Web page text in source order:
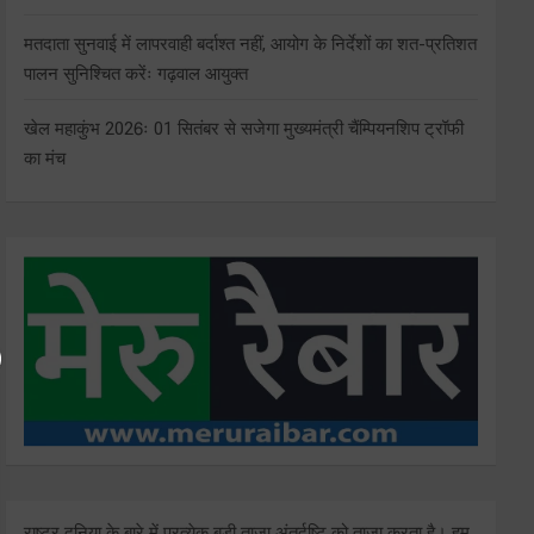
मतदाता सुनवाई में लापरवाही बर्दाश्त नहीं, आयोग के निर्देशों का शत-प्रतिशत
पालन सुनिश्चित करेंः गढ़वाल आयुक्त
खेल महाकुंभ 2026ः 01 सितंबर से सजेगा मुख्यमंत्री चैंम्पियनशिप ट्रॉफी
का मंच